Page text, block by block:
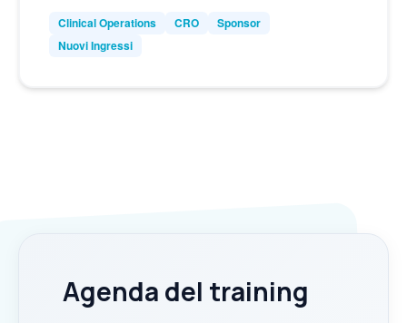
Clinical Operations CRO
Sponsor
Nuovi Ingressi
Agenda del training